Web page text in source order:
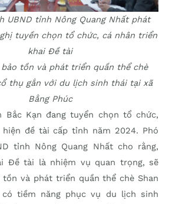
UBND tỉnh Nông Quang Nhất phát
tuyền chọn tổ chức, cá nhân triển
khai Đề tài
tồn và phát triển quần thể chè
thụ gắn với du lịch sinh thái tại xã
Bằng Phúc
Bắc Kạn đang tuyển chọn tổ chức,
đề tài cấp tỉnh năm 2024. Phó
tỉnh Nông Quang Nhất cho rằng,
Đề tài là nhiệm vụ quan trọng, sẽ
tồn và phát triển quần thể chè Shan
tiềm năng phục vụ du lịch sinh